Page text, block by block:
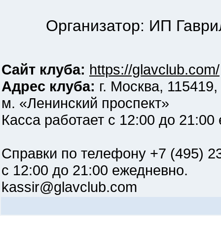
Организатор: ИП
Сайт клуба: https://glavclub.com/
Адрес клуба: г. Москва,
м. «Ленинский проспект»
Касса работает с 12:00 до
Справки по телефону +7 (495)
с 12:00 до 21:00 ежедневно.
kassir@glavclub.com